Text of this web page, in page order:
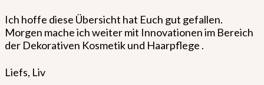
Ich hoffe diese Übersicht hat Euch gut gefallen.
Morgen mache ich weiter mit Innovationen im Bereich
der Dekorativen Kosmetik und Haarpflege .
Liefs, Liv